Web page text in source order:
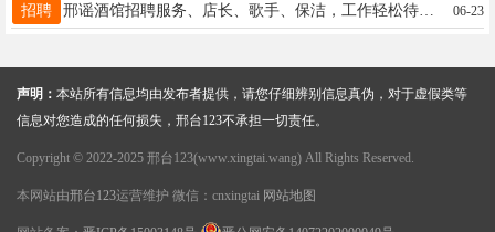
招聘 邢谣酒馆招聘服务、店长、歌手、保洁，工作轻松待遇好，地址：曼哈顿商业街，联系人：18632079794刘总 06-23
声明： 本站所有信息均由发布者提供，请您仔细辨别信息真伪，对于虚假类等
信息对您造成的任何损失，邢台123不承担一切责任。
Copyright © 2022-2025 邢台123(www.xingtai.wang) All Rights Reserved.
本网站由邢台123运营维护 微信：cnxingtai 网站地图